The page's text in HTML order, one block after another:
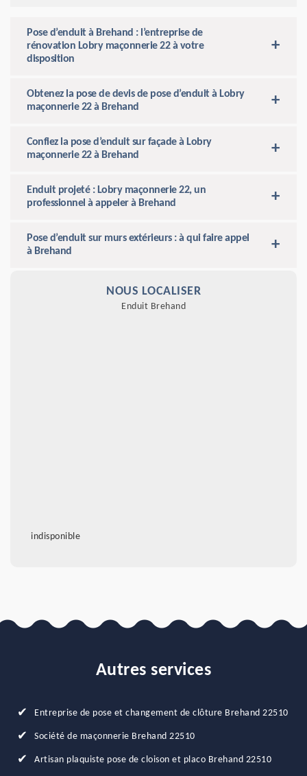
Pose d’enduit à Brehand : l’entreprise de
rénovation Lobry maçonnerie 22 à votre
disposition
Obtenez la pose de devis de pose d’enduit à Lobry
maçonnerie 22 à Brehand
Confiez la pose d’enduit sur façade à Lobry
maçonnerie 22 à Brehand
Enduit projeté : Lobry maçonnerie 22, un
professionnel à appeler à Brehand
Pose d’enduit sur murs extérieurs : à qui faire appel
à Brehand
NOUS LOCALISER
Enduit Brehand
indisponible
Autres services
Entreprise de pose et changement de clôture Brehand 22510
Société de maçonnerie Brehand 22510
Artisan plaquiste pose de cloison et placo Brehand 22510